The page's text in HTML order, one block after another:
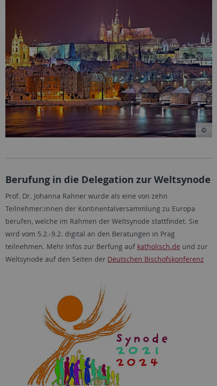
Berufung in die Delegation zur Weltsynode
Prof. Dr. Johanna Rahner wurde als eine von zehn
Teilnehmer:innen der Kontinentalversammlung zu Europa
berufen, welche im Rahmen der Weltsynode stattfindet. Sie
wird vom 5.2.-9.2. digital an den Beratungen in Prag
teilnehmen. Mehr Infos zur Berfung auf katholisch.de und zur
Weltsynode auf den Seiten der Deutschen Bischofskonferenz